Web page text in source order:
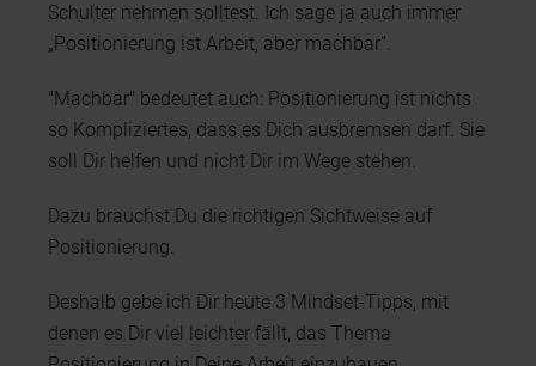
Schulter nehmen solltest. Ich sage ja auch immer
„Positionierung ist Arbeit, aber machbar“.
"Machbar" bedeutet auch: Positionierung ist nichts
so Kompliziertes, dass es Dich ausbremsen darf. Sie
soll Dir helfen und nicht Dir im Wege stehen.
Dazu brauchst Du die richtigen Sichtweise auf
Positionierung.
Deshalb gebe ich Dir heute 3 Mindset-Tipps, mit
denen es Dir viel leichter fällt, das Thema